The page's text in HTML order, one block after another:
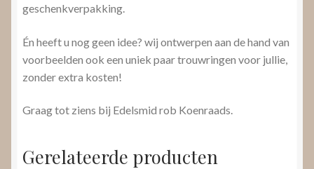
geschenkverpakking.
Én heeft u nog geen idee? wij ontwerpen aan de hand van
voorbeelden ook een uniek paar trouwringen voor jullie,
zonder extra kosten!
Graag tot ziens bij Edelsmid rob Koenraads.
Gerelateerde producten